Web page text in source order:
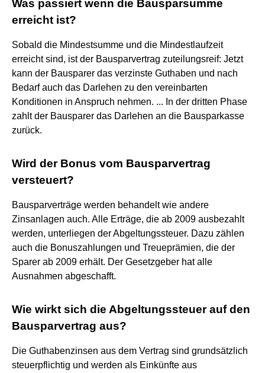
Was passiert wenn die Bausparsumme
erreicht ist?
Sobald die Mindestsumme und die Mindestlaufzeit
erreicht sind, ist der Bausparvertrag zuteilungsreif: Jetzt
kann der Bausparer das verzinste Guthaben und nach
Bedarf auch das Darlehen zu den vereinbarten
Konditionen in Anspruch nehmen. ... In der dritten Phase
zahlt der Bausparer das Darlehen an die Bausparkasse
zurück.
Wird der Bonus vom Bausparvertrag
versteuert?
Bausparverträge werden behandelt wie andere
Zinsanlagen auch. Alle Erträge, die ab 2009 ausbezahlt
werden, unterliegen der Abgeltungssteuer. Dazu zählen
auch die Bonuszahlungen und Treueprämien, die der
Sparer ab 2009 erhält. Der Gesetzgeber hat alle
Ausnahmen abgeschafft.
Wie wirkt sich die Abgeltungssteuer auf den
Bausparvertrag aus?
Die Guthabenzinsen aus dem Vertrag sind grundsätzlich
steuerpflichtig und werden als Einkünfte aus